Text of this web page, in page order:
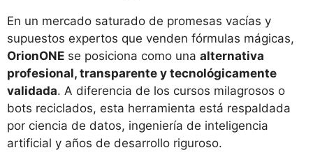
En un mercado saturado de promesas vacías y
supuestos expertos que venden fórmulas mágicas,
OrionONE se posiciona como una alternativa
profesional, transparente y tecnológicamente
validada. A diferencia de los cursos milagrosos o
bots reciclados, esta herramienta está respaldada
por ciencia de datos, ingeniería de inteligencia
artificial y años de desarrollo riguroso.